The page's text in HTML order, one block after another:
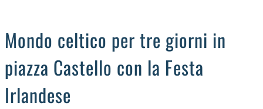
Mondo celtico per tre giorni in
piazza Castello con la Festa
Irlandese